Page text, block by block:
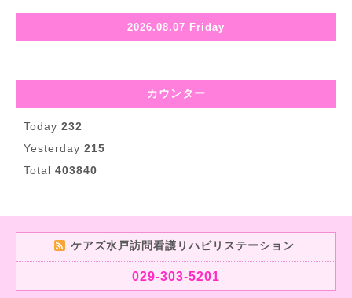
2026.08.07 Friday
カウンター
Today 232
Yesterday 215
Total 403840
ケアズ水戸訪問看護リハビリステーション
029-303-5201